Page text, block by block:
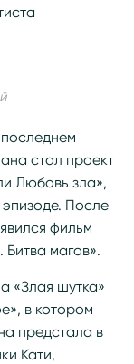
стал проект
Любовь зла»,
После
фильм
магов».
«Злая шутка»
в котором
предстала в
Кати,